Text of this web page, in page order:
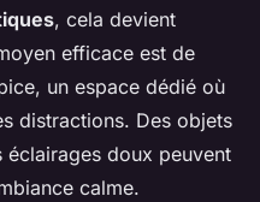
, cela devient
efficace est de
un espace dédié où
distractions. Des objets
doux peuvent
calme.